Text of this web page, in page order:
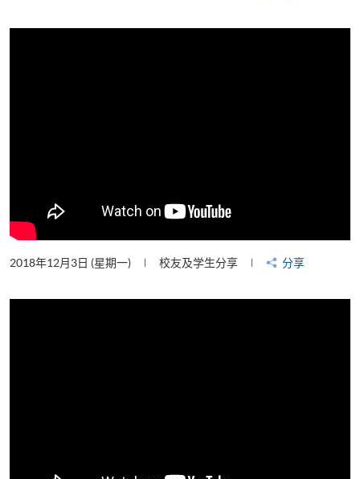
2018年12月3日 (星期一) 校友及学生分享 分享